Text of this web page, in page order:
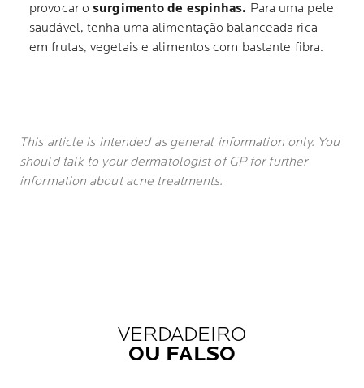
provocar osurgimento de espinhas. Para uma pele
saudável, tenha uma alimentação balanceada rica
em frutas, vegetais e alimentos com bastante fibra.
This article is intended as general information only. You
should talk to your dermatologist of GP for further
information about acne treatments.
VERDADEIRO
OU FALSO